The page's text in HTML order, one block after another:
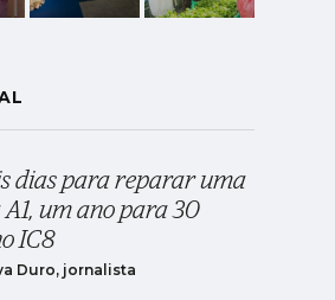
dias para reparar uma
A1, um ano para 30
IC8
Duro, jornalista